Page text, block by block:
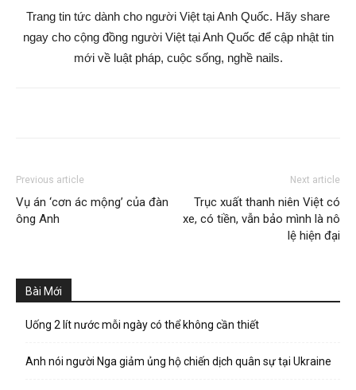
Trang tin tức dành cho người Việt tại Anh Quốc. Hãy share
ngay cho cộng đồng người Việt tại Anh Quốc để cập nhật tin
mới về luật pháp, cuộc sống, nghề nails.
Previous article
Vụ án ‘cơn ác mộng’ của đàn
ông Anh
Next article
Trục xuất thanh niên Việt có
xe, có tiền, vẫn bảo mình là nô
lệ hiện đại
Bài Mới
Uống 2 lít nước mỗi ngày có thể không cần thiết
Anh nói người Nga giảm ủng hộ chiến dịch quân sự tại Ukraine